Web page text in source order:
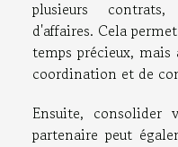
plusieurs
d'affaires. Cela
temps précieux,
coordination et de
Ensuite, consolider
partenaire peut